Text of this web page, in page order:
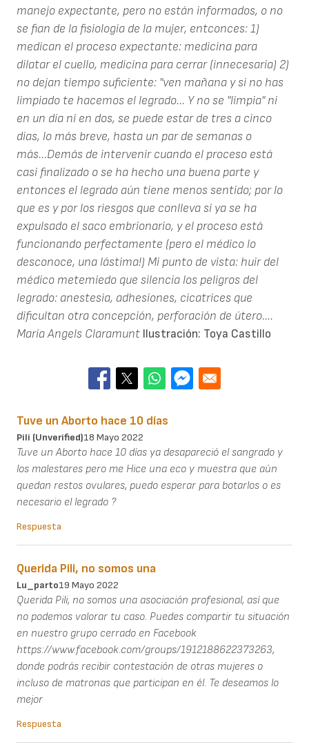
manejo expectante, pero no están informados, o no
se fian de la fisiologia de la mujer, entconces: 1)
medican el proceso expectante: medicina para
dilatar el cuello, medicina para cerrar (innecesaria) 2)
no dejan tiempo suficiente: "ven mañana y si no has
limpiado te hacemos el legrado... Y no se "limpia" ni
en un día ni en dos, se puede estar de tres a cinco
días, lo más breve, hasta un par de semanas o
más...Demás de intervenir cuando el proceso está
casi finalizado o se ha hecho una buena parte y
entonces el legrado aún tiene menos sentido; por lo
que es y por los riesgos que conlleva si ya se ha
expulsado el saco embrionario, y el proceso está
funcionando perfectamente (pero el médico lo
desconoce, una lástima!) Mi punto de vista: huir del
médico metemiedo que silencia los peligros del
legrado: anestesia, adhesiones, cicatrices que
dificultan otra concepción, perforación de útero....
Maria Angels Claramunt Ilustración: Toya Castillo
Tuve un Aborto hace 10 días
Pili (unverified)18 Mayo 2022
Tuve un Aborto hace 10 días ya desapareció el sangrado y
los malestares pero me Hice una eco y muestra que aún
quedan restos ovulares, puedo esperar para botarlos o es
necesario el legrado ?
Respuesta
Querida Pili, no somos una
Lu_parto19 Mayo 2022
Querida Pili, no somos una asociación profesional, así que
no podemos valorar tu caso. Puedes compartir tu situación
en nuestro grupo cerrado en Facebook
https://www.facebook.com/groups/1912188622373263,
donde podrás recibir contestación de otras mujeres o
incluso de matronas que participan en él. Te deseamos lo
mejor
Respuesta